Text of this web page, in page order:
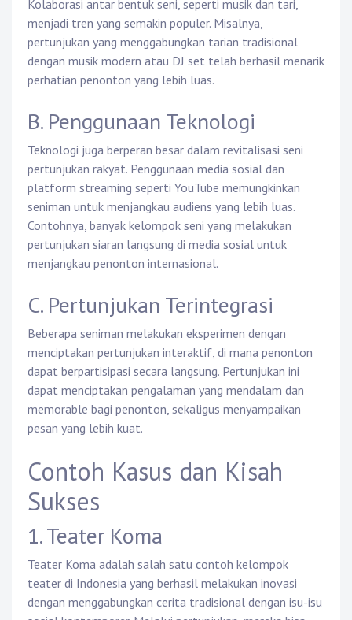
Kolaborasi antar bentuk seni, seperti musik dan tari,
menjadi tren yang semakin populer. Misalnya,
pertunjukan yang menggabungkan tarian tradisional
dengan musik modern atau DJ set telah berhasil menarik
perhatian penonton yang lebih luas.
B. Penggunaan Teknologi
Teknologi juga berperan besar dalam revitalisasi seni
pertunjukan rakyat. Penggunaan media sosial dan
platform streaming seperti YouTube memungkinkan
seniman untuk menjangkau audiens yang lebih luas.
Contohnya, banyak kelompok seni yang melakukan
pertunjukan siaran langsung di media sosial untuk
menjangkau penonton internasional.
C. Pertunjukan Terintegrasi
Beberapa seniman melakukan eksperimen dengan
menciptakan pertunjukan interaktif, di mana penonton
dapat berpartisipasi secara langsung. Pertunjukan ini
dapat menciptakan pengalaman yang mendalam dan
memorable bagi penonton, sekaligus menyampaikan
pesan yang lebih kuat.
Contoh Kasus dan Kisah
Sukses
1. Teater Koma
Teater Koma adalah salah satu contoh kelompok
teater di Indonesia yang berhasil melakukan inovasi
dengan menggabungkan cerita tradisional dengan isu-isu